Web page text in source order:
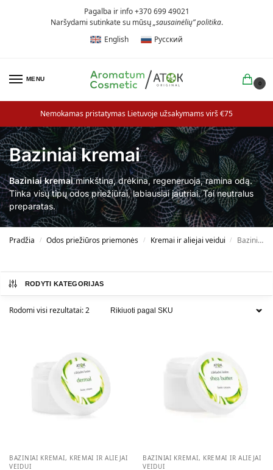
Pagalba ir info +370 699 49021
Naršydami sutinkate su mūsų„sausainėlių” politika.
English
Русский
MENU
0
Nemokamas pristatymas Lietuvoje užsakymams virš €75
Baziniai kremai
Baziniai kremaiminkština, drėkina, regeneruoja, ramina odą.
Tinka visų tipų odos priežiūrai, labiausiai jautriai. Tai neutralus
preparatas.
Pradžia / Odos priežiūros priemonės / Kremai ir aliejai veidui / Baziniai kremai
RODYTI KATEGORIJAS
Rodomi visi rezultatai: 2
BAZINIAI KREMAI, KREMAI IR ALIEJAI
VEIDUI
BAZINIAI KREMAI, KREMAI IR ALIEJAI
VEIDUI